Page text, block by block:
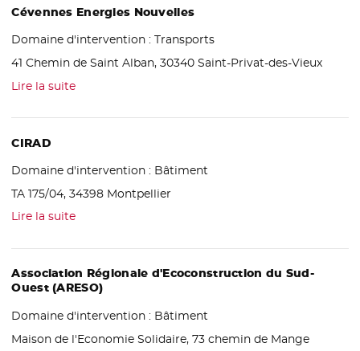
Cévennes Energies Nouvelles
Domaine d'intervention :Transports
41 Chemin de Saint Alban, 30340 Saint-Privat-des-Vieux
Lire la suite
CIRAD
Domaine d'intervention : Bâtiment
TA 175/04, 34398 Montpellier
Lire la suite
Association Régionale d'Ecoconstruction du Sud-
Ouest (ARESO)
Domaine d'intervention : Bâtiment
Maison de l'Economie Solidaire, 73 chemin de Mange